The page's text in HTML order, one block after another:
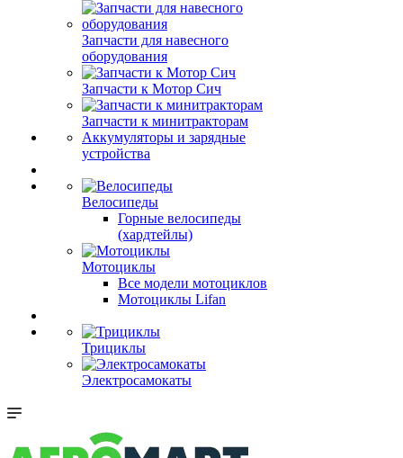
Запчасти для навесного
оборудования
Запчасти к Мотор Сич
Запчасти к минитракторам
Аккумуляторы и зарядные
устройства
Велосипеды
Горные велосипеды
(хардтейлы)
Мотоциклы
Все модели мотоциклов
Мотоциклы Lifan
Трициклы
Электросамокаты